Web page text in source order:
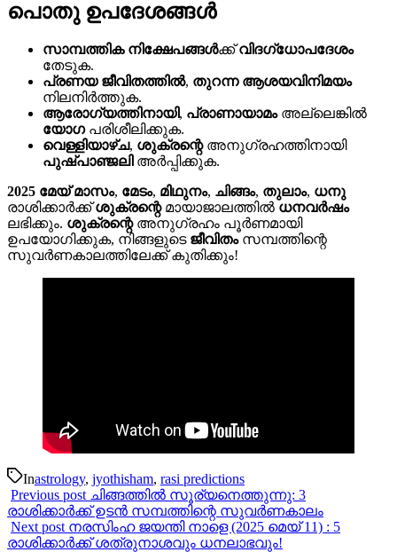
പൊതു ഉപദേശങ്ങൾ
സാമ്പത്തിക നിക്ഷേപങ്ങൾക്ക്വിദഗ്ധോപദേശം
തേടുക.
പ്രണയ ജീവിതത്തിൽ, തുറന്ന ആശയവിനിമയം
നിലനിർത്തുക.
ആരോഗ്യത്തിനായി, പ്രാണായാമംഅല്ലെങ്കിൽ
യോഗപരിശീലിക്കുക.
വെള്ളിയാഴ്ച, ശുക്രന്റെഅനുഗ്രഹത്തിനായി
പുഷ്പാഞ്ജലിഅർപ്പിക്കുക.
2025 മേയ് മാസം, മേടം, മിഥുനം, ചിങ്ങം, തുലാം, ധനു
രാശിക്കാർക്ക്ശുക്രന്റെമായാജാലത്തിൽ ധനവർഷം
ലഭിക്കും. ശുക്രന്റെഅനുഗ്രഹം പൂർണമായി
ഉപയോഗിക്കുക, നിങ്ങളുടെ ജീവിതംസമ്പത്തിന്റെ
സുവർണകാലത്തിലേക്ക് കുതിക്കും!
Inastrology, jyothisham, rasi predictions
Previous post ചിങ്ങത്തിൽ സൂര്യനെത്തുന്നു: 3
രാശിക്കാർക്ക് ഉടൻ സമ്പത്തിന്റെ സുവർണകാലം
Next post നരസിംഹ ജയന്തി നാളെ (2025 മെയ് 11) : 5
രാശിക്കാർക്ക് ശത്രുനാശവും ധനലാഭവും!